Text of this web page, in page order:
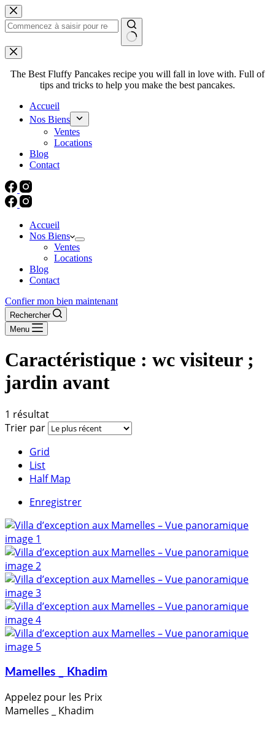
Passer
au
contenu
Aucun
résultat
The Best Fluffy Pancakes recipe you will fall in love with. Full of
tips and tricks to help you make the best pancakes.
Accueil
Nos Biens
Ventes
Locations
Blog
Contact
Accueil
Nos Biens
Ventes
Locations
Blog
Contact
Confier mon bien maintenant
Rechercher
Menu
Caractéristique : wc visiteur ;
jardin avant
1 résultat
Trier par
Grid
List
Half Map
Enregistrer
Mamelles _ Khadim
Appelez pour les Prix
Mamelles _ Khadim